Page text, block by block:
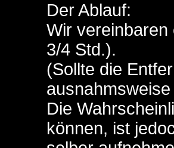
Der Ablauf:
Wir vereinbaren
3/4 Std.).
(Sollte die
Die
können, ist